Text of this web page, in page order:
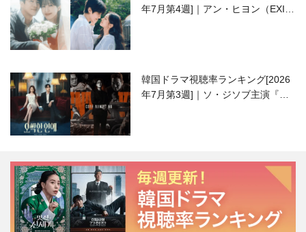
年7月第4週]｜アン・ヒヨン（EXID
韓国ドラマ視聴率ランキング[2026
年7月第3週]｜ソ・ジソブ主演『エ